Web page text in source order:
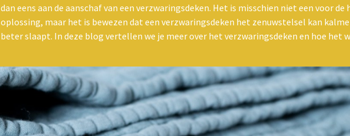
dan eens aan de aanschaf van een verzwaringsdeken. Het is misschien niet een voor de
oplossing, maar het is bewezen dat een verzwaringsdeken het zenuwstelsel kan
beter slaapt. In deze blog vertellen we je meer over het verzwaringsdeken en hoe het